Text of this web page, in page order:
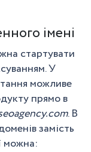
імені
стартувати
У
можливе
прямо в
. В
замість
можна: